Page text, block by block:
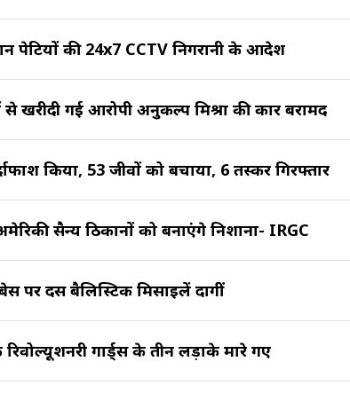
पेटियों की 24x7 CCTV निगरानी के आदेश
से खरीदी गई आरोपी अनुकल्प मिश्रा की कार बरामद
किया, 53 जीवों को बचाया, 6 तस्कर गिरफ्तार
सैन्य ठिकानों को बनाएंगे निशाना- IRGC
पर दस बैलिस्टिक मिसाइलें दागीं
गार्ड्स के तीन लड़ाके मारे गए